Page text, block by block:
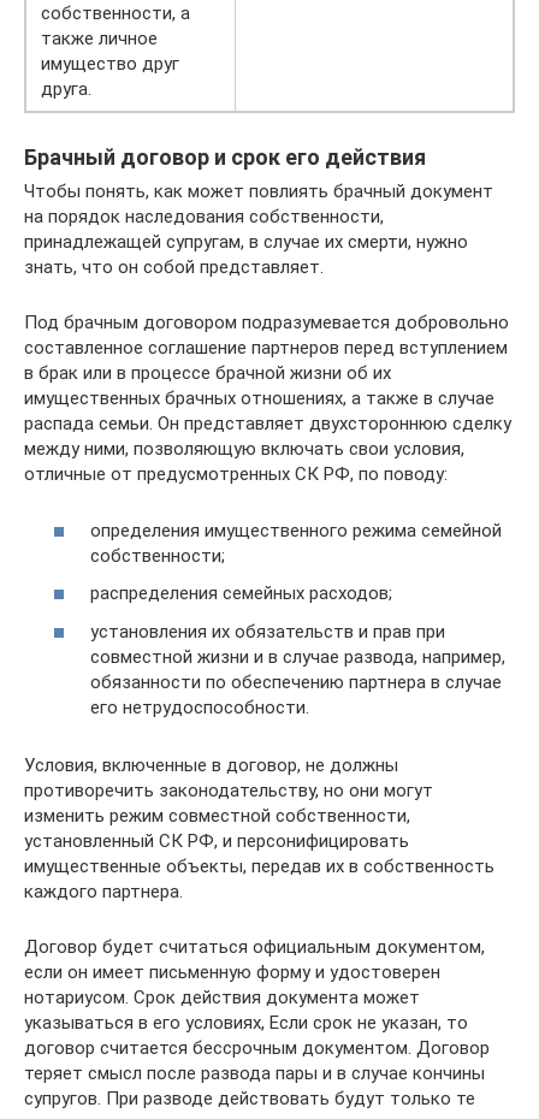
собственности, а
также личное
имущество друг
друга.
Брачный договор и срок его действия
Чтобы понять, как может повлиять брачный документ
на порядок наследования собственности,
принадлежащей супругам, в случае их смерти, нужно
знать, что он собой представляет.
Под брачным договором подразумевается добровольно
составленное соглашение партнеров перед вступлением
в брак или в процессе брачной жизни об их
имущественных брачных отношениях, а также в случае
распада семьи. Он представляет двухстороннюю сделку
между ними, позволяющую включать свои условия,
отличные от предусмотренных СК РФ, по поводу:
определения имущественного режима семейной
собственности;
распределения семейных расходов;
установления их обязательств и прав при
совместной жизни и в случае развода, например,
обязанности по обеспечению партнера в случае
его нетрудоспособности.
Условия, включенные в договор, не должны
противоречить законодательству, но они могут
изменить режим совместной собственности,
установленный СК РФ, и персонифицировать
имущественные объекты, передав их в собственность
каждого партнера.
Договор будет считаться официальным документом,
если он имеет письменную форму и удостоверен
нотариусом. Срок действия документа может
указываться в его условиях, Если срок не указан, то
договор считается бессрочным документом. Договор
теряет смысл после развода пары и в случае кончины
супругов. При разводе действовать будут только те